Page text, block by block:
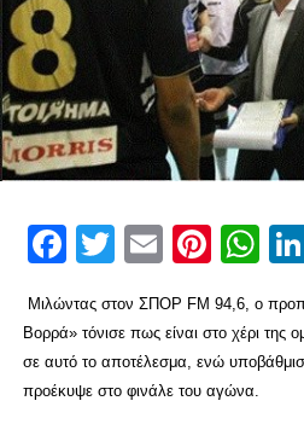
Facebook
Twitter
Email
Μιλώντας στον ΣΠΟΡ FM 94,6, ο
Βορρά» τόνισε πως είναι στο χέρι της
σε αυτό το αποτέλεσμα, ενώ
προέκυψε στο φινάλε του αγώνα.